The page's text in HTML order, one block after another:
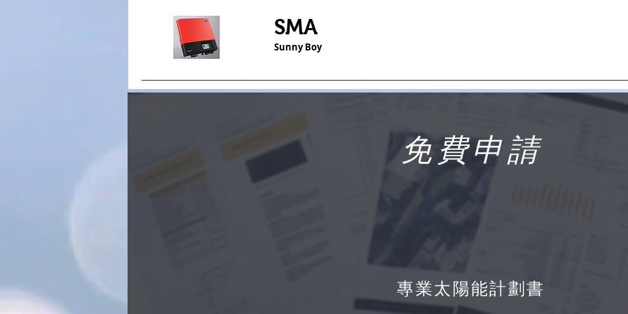
SMA
Sunny Boy
專業太陽能計劃書
免費申請